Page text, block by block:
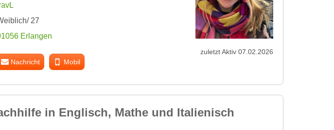
27
Erlangen
Nachricht Mobil
zuletzt Aktiv 07.02.2026
in Englisch, Mathe und Italienisch